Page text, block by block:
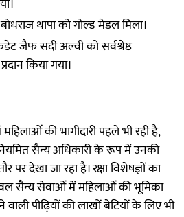
थापा को गोल्ड मेडल मिला।
जैफ सदी अल्वी को सर्वश्रेष्ठ
किया गया।
की भागीदारी पहले भी रही है,
सैन्य अधिकारी के रूप में उनकी
देखा जा रहा है। रक्षा विशेषज्ञों का
सैन्य सेवाओं में महिलाओं की भूमिका
पीढ़ियों की लाखों बेटियों के लिए भी